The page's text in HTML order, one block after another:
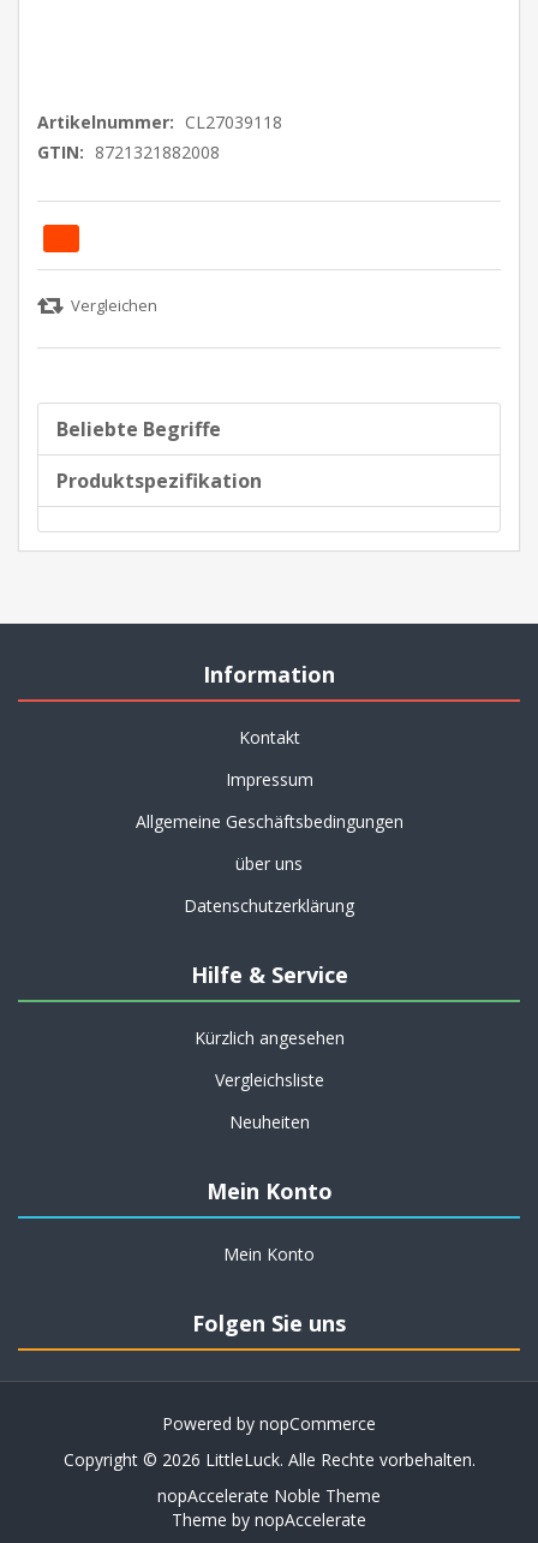
Artikelnummer: CL27039118
GTIN: 8721321882008
Beliebte Begriffe
Produktspezifikation
Information
Kontakt
Impressum
Allgemeine Geschäftsbedingungen
über uns
Datenschutzerklärung
Hilfe & Service
Kürzlich angesehen
Vergleichsliste
Neuheiten
Mein Konto
Mein Konto
Folgen Sie uns
Powered by nopCommerce
Copyright © 2026 LittleLuck. Alle Rechte vorbehalten.
nopAccelerate Noble Theme
Theme by nopAccelerate